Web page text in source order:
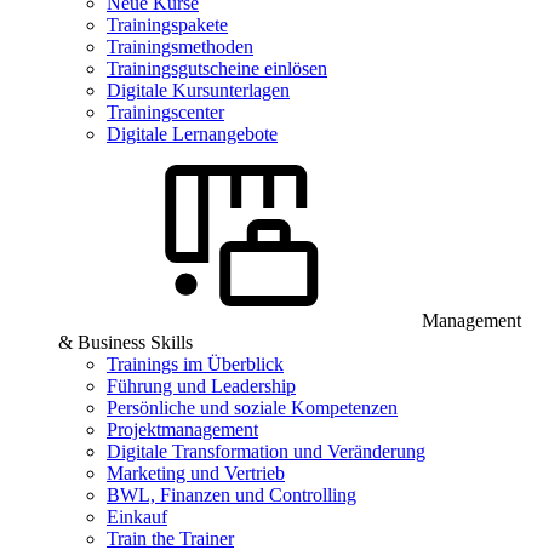
Trainingspakete
Trainingsmethoden
Trainingsgutscheine einlösen
Digitale Kursunterlagen
Trainingscenter
Digitale Lernangebote
Management
& Business Skills
Trainings im Überblick
Führung und Leadership
Persönliche und soziale Kompetenzen
Projektmanagement
Digitale Transformation und Veränderung
Marketing und Vertrieb
BWL, Finanzen und Controlling
Einkauf
Train the Trainer